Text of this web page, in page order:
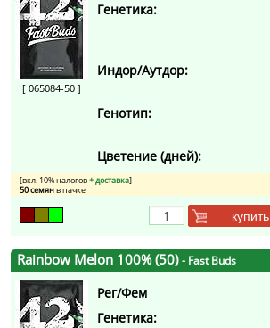
[ 065084-50 ]
Генетика:
Индор/Аутдор:
Генотип:
Цветение (дней):
[вкл. 10% налогов+ доставка]
50 семянв пачке
купить
Rainbow Melon 100% (50)- Fast Buds
Рег/Фем
Генетика: